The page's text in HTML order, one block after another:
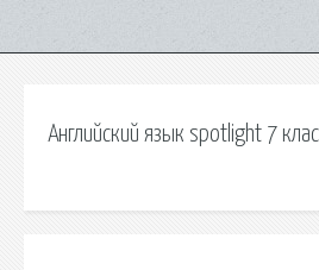
Английский язык spotlight 7